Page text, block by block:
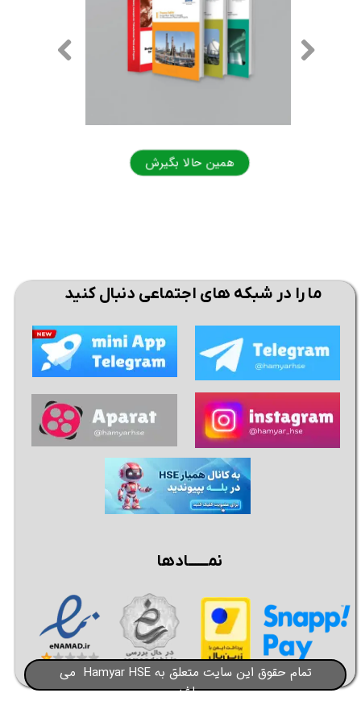
همین حالا بگیرش
تمام حقوق این سایت متعلق به Hamyar HSE می
باشد​​​​​​​
ما را در شبکه های اجتماعی دنبال کنید
نمــــــادها